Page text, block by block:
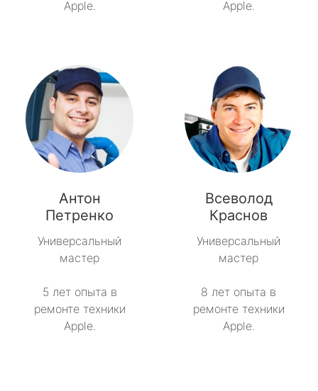
Apple.
Apple.
Антон
Петренко
Универсальный
мастер
5 лет опыта в
ремонте техники
Apple.
Всеволод
Краснов
Универсальный
мастер
8 лет опыта в
ремонте техники
Apple.